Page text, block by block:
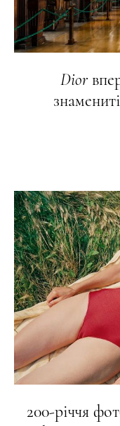
Dior
200-річчя